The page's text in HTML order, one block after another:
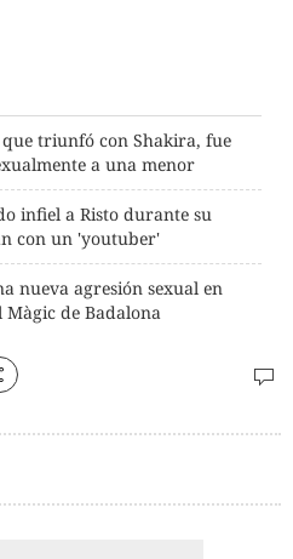
triunfó con Shakira, fue
a una menor
infiel a Risto durante su
con un 'youtuber'
nueva agresión sexual en
de Badalona